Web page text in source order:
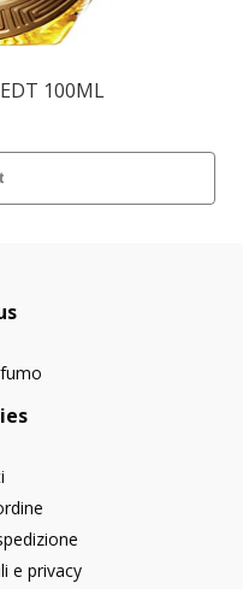
EDT 100ML
e privacy